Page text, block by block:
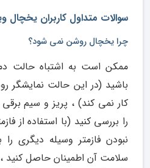
سوالات متداول کاربران یخچال
چرا یخچال روشن نمی شود؟
ممکن است به اشتباه حالت
باشید (در این حالت
کار نمی کند) ، پریز و سیم
را بررسی کنید (با استفاده از
نبودن فازمتر وسیله دیگری
سلامت آن اطمینان حاصل کنید